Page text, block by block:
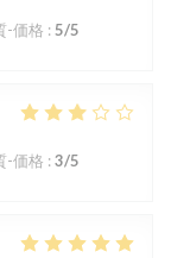
-価格 : 5/5
-価格 : 3/5